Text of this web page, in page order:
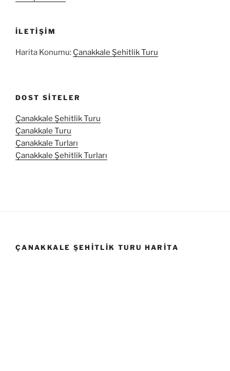
İLETIŞIM
Harita Konumu: Çanakkale Şehitlik Turu
DOST SITELER
Çanakkale Şehitlik Turu
Çanakkale Turu
Çanakkale Turları
Çanakkale Şehitlik Turları
ÇANAKKALE ŞEHITLIK TURU HARITA